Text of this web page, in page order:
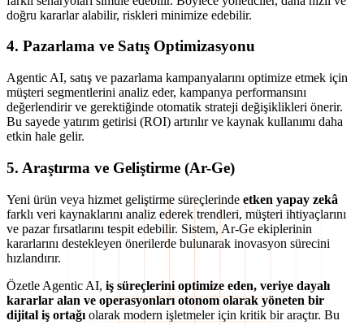
doğru kararlar alabilir, riskleri minimize edebilir.
4. Pazarlama ve Satış Optimizasyonu
Agentic AI, satış ve pazarlama kampanyalarını optimize etmek için
müşteri segmentlerini analiz eder, kampanya performansını
değerlendirir ve gerektiğinde otomatik strateji değişiklikleri önerir.
Bu sayede yatırım getirisi (ROI) artırılır ve kaynak kullanımı daha
etkin hale gelir.
5. Araştırma ve Geliştirme (Ar-Ge)
Yeni ürün veya hizmet geliştirme süreçlerinde etken yapay zekâ
farklı veri kaynaklarını analiz ederek trendleri, müşteri ihtiyaçlarını
ve pazar fırsatlarını tespit edebilir. Sistem, Ar-Ge ekiplerinin
kararlarını destekleyen önerilerde bulunarak inovasyon sürecini
hızlandırır.
Özetle Agentic AI, iş süreçlerini optimize eden, veriye dayalı
kararlar alan ve operasyonları otonom olarak yöneten bir
dijital iş ortağı olarak modern işletmeler için kritik bir araçtır. Bu